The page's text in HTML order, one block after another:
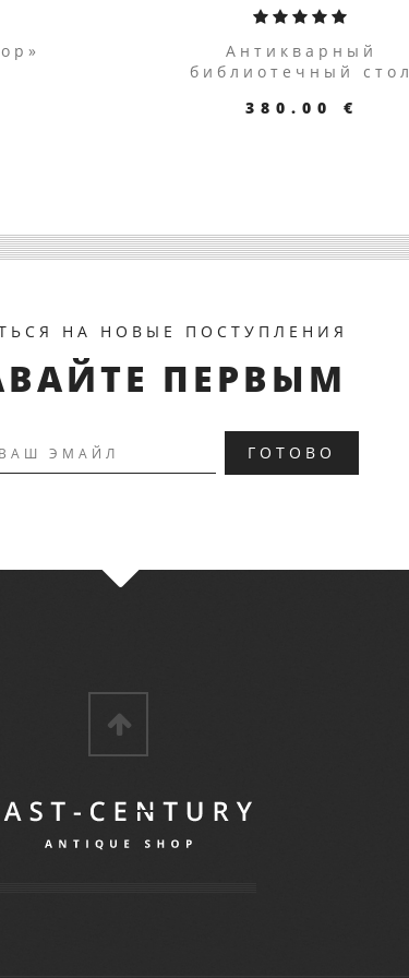
Антикварный
библиотечный стол
380.00 €
НА НОВЫЕ ПОСТУПЛЕНИЯ
ПЕРВЫМ
ГОТОВО